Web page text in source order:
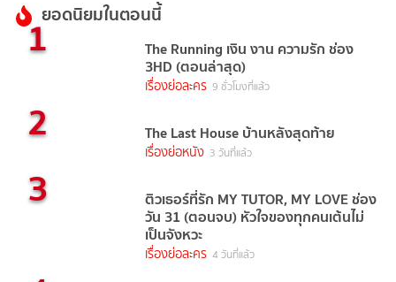
ยอดนิยมในตอนนี้
1 The Running เงิน งาน ความรัก ช่อง
3HD (ตอนล่าสุด)
เรื่องย่อละคร 9 ชั่วโมงที่แล้ว
2 The Last House บ้านหลังสุดท้าย
เรื่องย่อหนัง 3 วันที่แล้ว
3 ติวเธอร์ที่รัก MY TUTOR, MY LOVE ช่อง
วัน 31 (ตอนจบ) หัวใจของทุกคนเต้นไม่
เป็นจังหวะ
เรื่องย่อละคร 4 วันที่แล้ว